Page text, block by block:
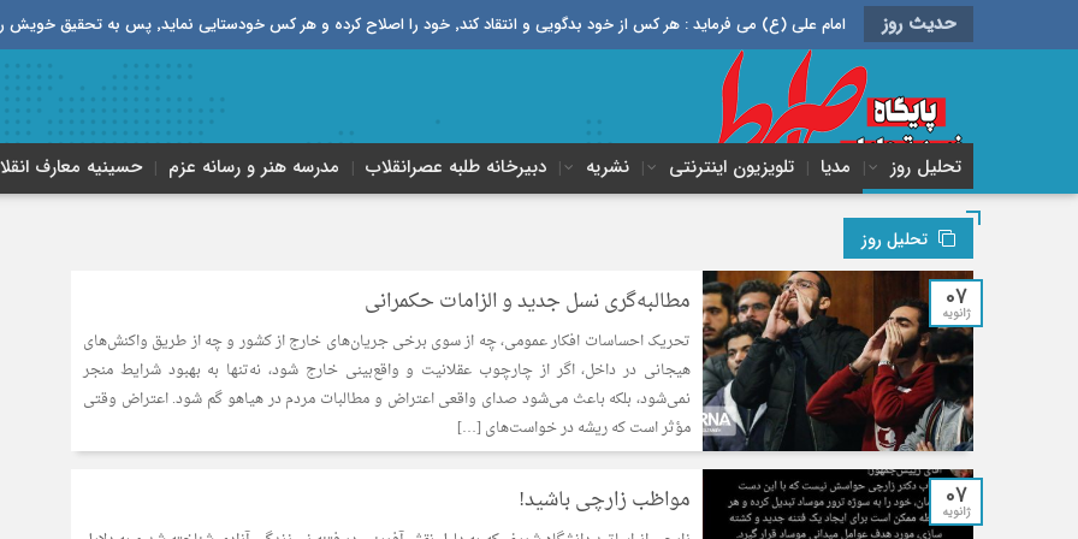
حدیث روز امام علی (ع) می فرماید : هر کس از خود بدگویی و انتقاد کند٬ خود را اصلاح کرده و هر کس خودستایی نماید٬ پس به تحقیق خویش را تباه نموده است.
تحلیل روز مدیا تلویزیون اینترنتی نشریه دبیرخانه طلبه‌ عصر‌انقلاب مدرسه هنر و رسانه عزم حسینیه معارف
تحلیل روز
07
ژانویه مطالبه‌گری نسل جدید و الزامات حکمرانی
تحریک احساسات افکار عمومی، چه از سوی برخی جریان‌های خارج از کشور و چه از طریق واکنش‌های
هیجانی در داخل، اگر از چارچوب عقلانیت و واقع‌بینی خارج شود، نه‌تنها به بهبود شرایط منجر
نمی‌شود، بلکه باعث می‌شود صدای واقعی اعتراض و مطالبات مردم در هیاهو گم شود. اعتراض وقتی
مؤثر است که ریشه در خواست‌های […]
07
ژانویه مواظب زارچی باشید!